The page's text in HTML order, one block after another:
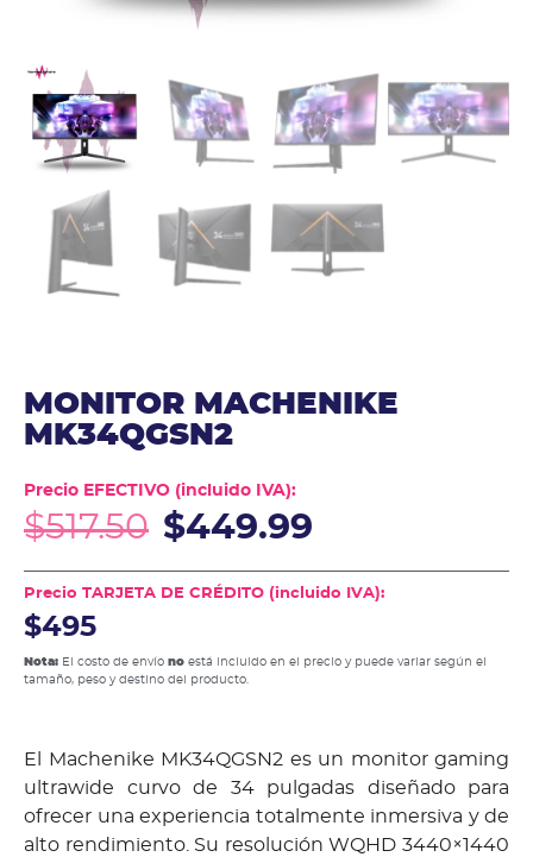
MONITOR MACHENIKE
MK34QGSN2
Precio EFECTIVO (incluido IVA):
$517.50 $449.99
Precio TARJETA DE CRÉDITO (incluido IVA):
$495
Nota: El costo de envío no está incluido en el precio y puede variar según el
tamaño, peso y destino del producto.
El Machenike MK34QGSN2 es un monitor gaming
ultrawide curvo de 34 pulgadas diseñado para
ofrecer una experiencia totalmente inmersiva y de
alto rendimiento. Su resolución WQHD 3440×1440